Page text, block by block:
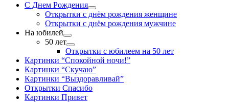
С Днем Рождения
Открытки с днём рождения женщине
Открытки с днём рождения мужчине
На юбилей
50 лет
Открытки с юбилеем на 50 лет
Картинки “Спокойной ночи!”
Картинки “Скучаю”
Картинки “Выздоравливай”
Открытки Спасибо
Картинки Привет